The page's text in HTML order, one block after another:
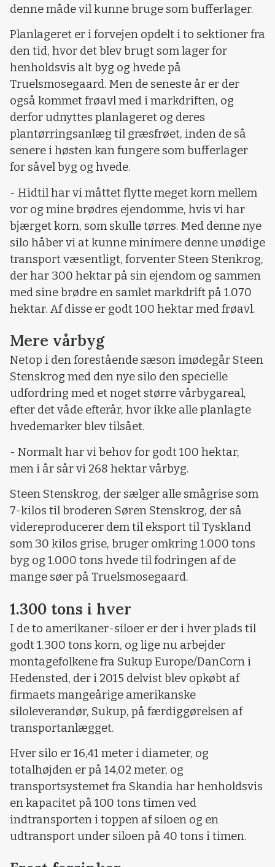
denne måde vil kunne bruge som bufferlager.
Planlageret er i forvejen opdelt i to sektioner fra
den tid, hvor det blev brugt som lager for
henholdsvis alt byg og hvede på
Truelsmosegaard. Men de seneste år er der
også kommet frøavl med i markdriften, og
derfor udnyttes planlageret og deres
plantørringsanlæg til græsfrøet, inden de så
senere i høsten kan fungere som bufferlager
for såvel byg og hvede.
- Hidtil har vi måttet flytte meget korn mellem
vor og mine brødres ejendomme, hvis vi har
bjærget korn, som skulle tørres. Med denne nye
silo håber vi at kunne minimere denne unødige
transport væsentligt, forventer Steen Stenkrog,
der har 300 hektar på sin ejendom og sammen
med sine brødre en samlet markdrift på 1.070
hektar. Af disse er godt 100 hektar med frøavl.
Mere vårbyg
Netop i den forestående sæson imødegår Steen
Stenskrog med den nye silo den specielle
udfordring med et noget større vårbygareal,
efter det våde efterår, hvor ikke alle planlagte
hvedemarker blev tilsået.
- Normalt har vi behov for godt 100 hektar,
men i år sår vi 268 hektar vårbyg.
Steen Stenskrog, der sælger alle smågrise som
7-kilos til broderen Søren Stenskrog, der så
videreproducerer dem til eksport til Tyskland
som 30 kilos grise, bruger omkring 1.000 tons
byg og 1.000 tons hvede til fodringen af de
mange søer på Truelsmosegaard.
1.300 tons i hver
I de to amerikaner-siloer er der i hver plads til
godt 1.300 tons korn, og lige nu arbejder
montagefolkene fra Sukup Europe/DanCorn i
Hedensted, der i 2015 delvist blev opkøbt af
firmaets mangeårige amerikanske
siloleverandør, Sukup, på færdiggørelsen af
transportanlægget.
Hver silo er 16,41 meter i diameter, og
totalhøjden er på 14,02 meter, og
transportsystemet fra Skandia har henholdsvis
en kapacitet på 100 tons timen ved
indtransporten i toppen af siloen og en
udtransport under siloen på 40 tons i timen.